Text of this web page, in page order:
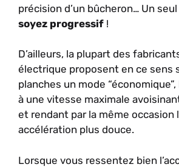
précision d’un bûcheron… Un seul
soyez progressif !
D’ailleurs, la plupart des
électrique proposent en ce sens
planches un mode
à une vitesse maximale
et rendant par la même occasion
accélération plus douce.
Lorsque vous ressentez bien